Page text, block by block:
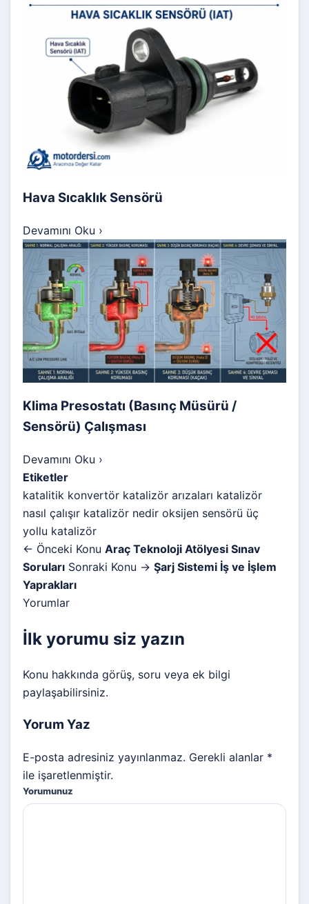
Hava Sıcaklık Sensörü
Devamını Oku ›
Klima Presostatı (Basınç Müsürü /
Sensörü) Çalışması
Devamını Oku ›
Etiketler
katalitik konvertör katalizör arızaları katalizör
nasıl çalışır katalizör nedir oksijen sensörü üç
yollu katalizör
← Önceki Konu Araç Teknoloji Atölyesi Sınav
Soruları Sonraki Konu → Şarj Sistemi İş ve İşlem
Yaprakları
Yorumlar
İlk yorumu siz yazın
Konu hakkında görüş, soru veya ek bilgi
paylaşabilirsiniz.
Yorum Yaz
E-posta adresiniz yayınlanmaz. Gerekli alanlar *
ile işaretlenmiştir.
Yorumunuz